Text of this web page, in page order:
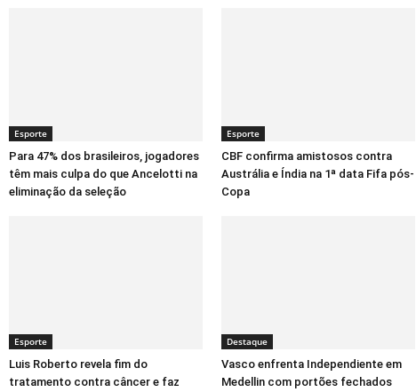
Esporte
Para 47% dos brasileiros, jogadores
têm mais culpa do que Ancelotti na
eliminação da seleção
Esporte
CBF confirma amistosos contra
Austrália e Índia na 1ª data Fifa pós-
Copa
Esporte
Luis Roberto revela fim do
tratamento contra câncer e faz
Destaque
Vasco enfrenta Independiente em
Medellin com portões fechados